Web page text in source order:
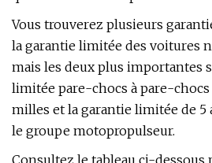
Vous trouverez plusieurs
la garantie limitée des voitures
mais les deux plus importantes
limitée pare-chocs à pare-chocs
milles et la garantie limitée de 5
le groupe motopropulseur.
Consultez le tableau ci-dessous